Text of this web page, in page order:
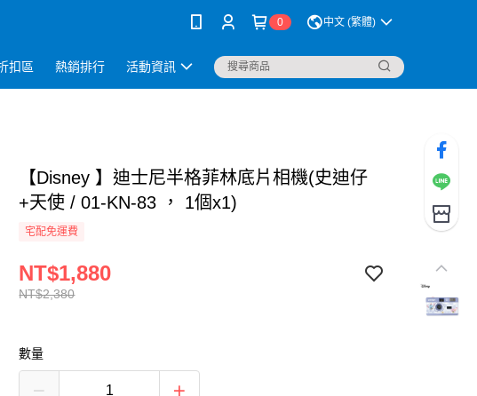
0 中文 (繁體)
扣區 熱銷排行 活動資訊
【Disney 】迪士尼半格菲林底片相機(史迪仔
+天使 / 01-KN-83 ， 1個x1)
宅配免運費
NT$2,380
NT$1,880
數量